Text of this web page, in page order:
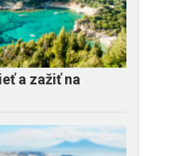
a zažiť na